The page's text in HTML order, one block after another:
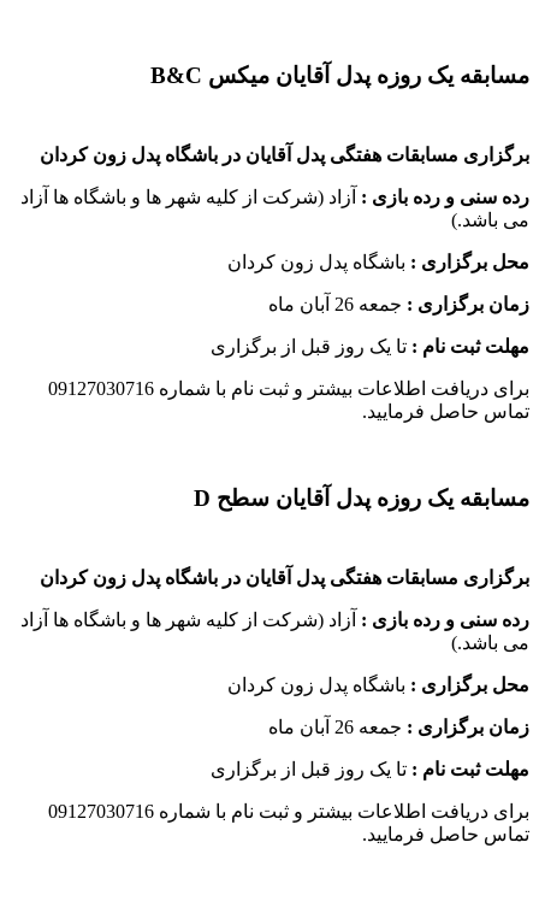
مسابقه یک روزه پدل آقایان میکس B&C
برگزاری مسابقات هفتگی پدل آقایان در باشگاه پدل زون کردان
رده سنی و رده بازی : آزاد (شرکت از کلیه شهر ها و باشگاه ها آزاد
می باشد.)
محل برگزاری : باشگاه پدل زون کردان
زمان برگزاری : جمعه 26 آبان ماه
مهلت ثبت نام : تا یک روز قبل از برگزاری
برای دریافت اطلاعات بیشتر و ثبت نام با شماره 09127030716
تماس حاصل فرمایید.
مسابقه یک روزه پدل آقایان سطح D
برگزاری مسابقات هفتگی پدل آقایان در باشگاه پدل زون کردان
رده سنی و رده بازی : آزاد (شرکت از کلیه شهر ها و باشگاه ها آزاد
می باشد.)
محل برگزاری : باشگاه پدل زون کردان
زمان برگزاری : جمعه 26 آبان ماه
مهلت ثبت نام : تا یک روز قبل از برگزاری
برای دریافت اطلاعات بیشتر و ثبت نام با شماره 09127030716
تماس حاصل فرمایید.